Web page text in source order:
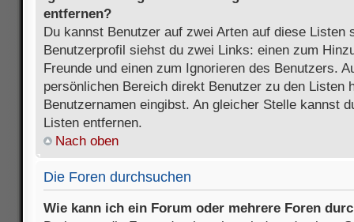
entfernen?
Du kannst Benutzer auf zwei Arten auf diese Listen
Benutzerprofil siehst du zwei Links: einen zum
Freunde und einen zum Ignorieren des Benutzers.
persönlichen Bereich direkt Benutzer zu den Listen
Benutzernamen eingibst. An gleicher Stelle kannst
Listen entfernen.
Nach oben
Die Foren durchsuchen
Wie kann ich ein Forum oder mehrere Foren